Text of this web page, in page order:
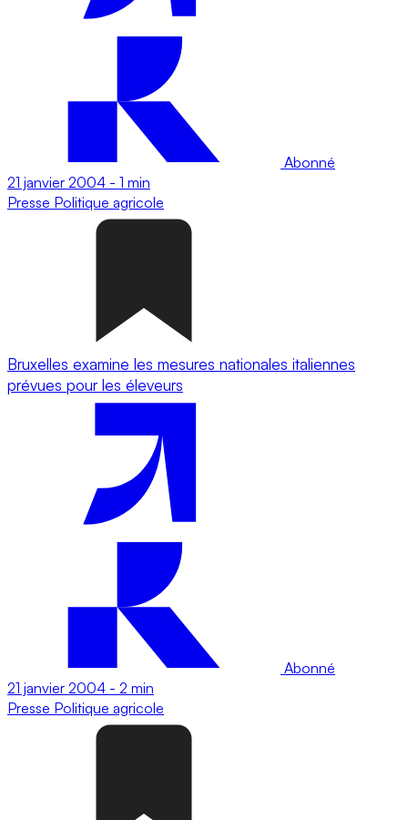
Abonné
21 janvier 2004 - 1 min
Presse Politique agricole
Bruxelles examine les mesures nationales italiennes
prévues pour les éleveurs
Abonné
21 janvier 2004 - 2 min
Presse Politique agricole